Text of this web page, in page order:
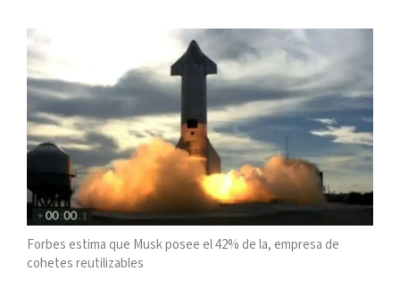
Forbes estima que Musk posee el 42% de la, empresa de
cohetes reutilizables